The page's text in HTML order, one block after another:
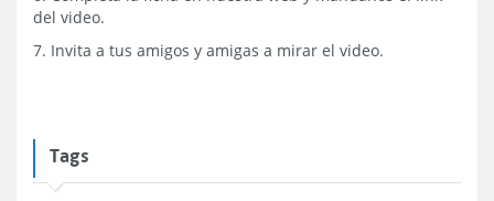
del video.
7. Invita a tus amigos y amigas a mirar el video.
Tags